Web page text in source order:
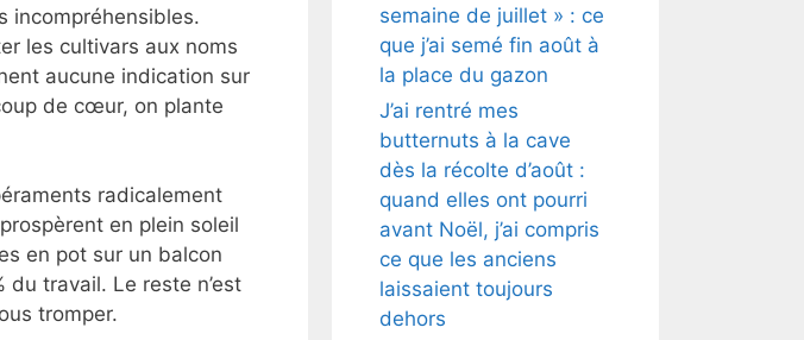
incompréhensibles.
les cultivars aux noms
aucune indication sur
de cœur, on plante
radicalement
en plein soleil
en pot sur un balcon
du travail. Le reste n’est
tromper.
semaine de juillet » : ce
que j’ai semé fin août à
la place du gazon
J’ai rentré mes
butternuts à la cave
dès la récolte d’août :
quand elles ont pourri
avant Noël, j’ai compris
ce que les anciens
laissaient toujours
dehors